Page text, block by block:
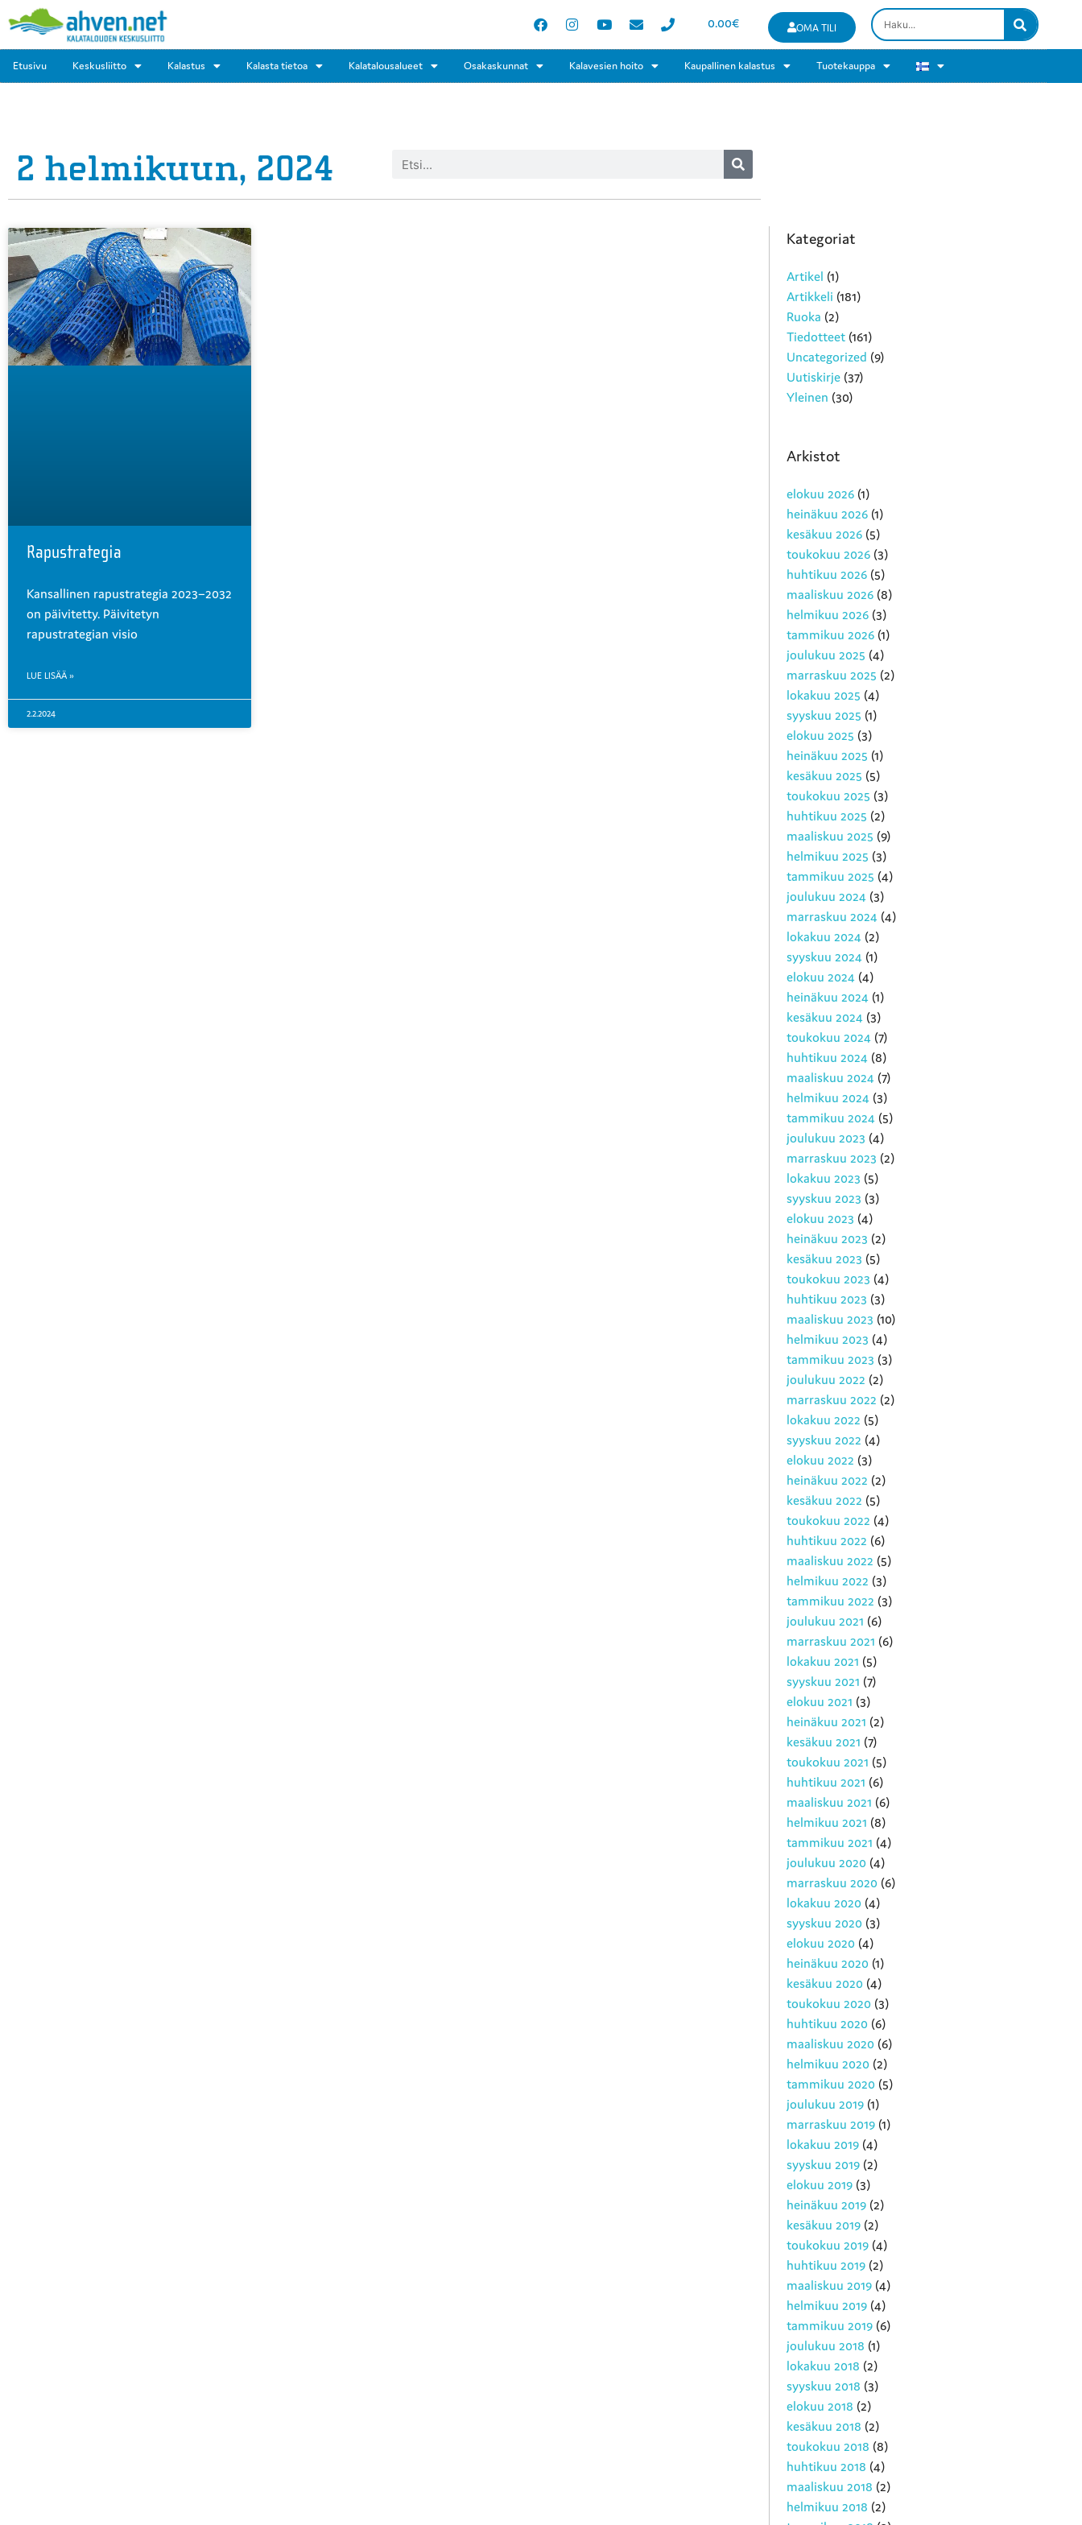
0.00€ OMA TILI
Etusivu Keskusliitto Kalastus Kalasta tietoa Kalatalousalueet Osakaskunnat Kalavesien hoito Kaupallinen kalastus Tuotekauppa
2 helmikuun, 2024
Rapustrategia
Kansallinen rapustrategia 2023–2032
on päivitetty. Päivitetyn
rapustrategian visio
LUE LISÄÄ »
2.2.2024
Kategoriat
Artikel (1)
Artikkeli (181)
Ruoka (2)
Tiedotteet (161)
Uncategorized (9)
Uutiskirje (37)
Yleinen (30)
Arkistot
elokuu 2026 (1)
heinäkuu 2026 (1)
kesäkuu 2026 (5)
toukokuu 2026 (3)
huhtikuu 2026 (5)
maaliskuu 2026 (8)
helmikuu 2026 (3)
tammikuu 2026 (1)
joulukuu 2025 (4)
marraskuu 2025 (2)
lokakuu 2025 (4)
syyskuu 2025 (1)
elokuu 2025 (3)
heinäkuu 2025 (1)
kesäkuu 2025 (5)
toukokuu 2025 (3)
huhtikuu 2025 (2)
maaliskuu 2025 (9)
helmikuu 2025 (3)
tammikuu 2025 (4)
joulukuu 2024 (3)
marraskuu 2024 (4)
lokakuu 2024 (2)
syyskuu 2024 (1)
elokuu 2024 (4)
heinäkuu 2024 (1)
kesäkuu 2024 (3)
toukokuu 2024 (7)
huhtikuu 2024 (8)
maaliskuu 2024 (7)
helmikuu 2024 (3)
tammikuu 2024 (5)
joulukuu 2023 (4)
marraskuu 2023 (2)
lokakuu 2023 (5)
syyskuu 2023 (3)
elokuu 2023 (4)
heinäkuu 2023 (2)
kesäkuu 2023 (5)
toukokuu 2023 (4)
huhtikuu 2023 (3)
maaliskuu 2023 (10)
helmikuu 2023 (4)
tammikuu 2023 (3)
joulukuu 2022 (2)
marraskuu 2022 (2)
lokakuu 2022 (5)
syyskuu 2022 (4)
elokuu 2022 (3)
heinäkuu 2022 (2)
kesäkuu 2022 (5)
toukokuu 2022 (4)
huhtikuu 2022 (6)
maaliskuu 2022 (5)
helmikuu 2022 (3)
tammikuu 2022 (3)
joulukuu 2021 (6)
marraskuu 2021 (6)
lokakuu 2021 (5)
syyskuu 2021 (7)
elokuu 2021 (3)
heinäkuu 2021 (2)
kesäkuu 2021 (7)
toukokuu 2021 (5)
huhtikuu 2021 (6)
maaliskuu 2021 (6)
helmikuu 2021 (8)
tammikuu 2021 (4)
joulukuu 2020 (4)
marraskuu 2020 (6)
lokakuu 2020 (4)
syyskuu 2020 (3)
elokuu 2020 (4)
heinäkuu 2020 (1)
kesäkuu 2020 (4)
toukokuu 2020 (3)
huhtikuu 2020 (6)
maaliskuu 2020 (6)
helmikuu 2020 (2)
tammikuu 2020 (5)
joulukuu 2019 (1)
marraskuu 2019 (1)
lokakuu 2019 (4)
syyskuu 2019 (2)
elokuu 2019 (3)
heinäkuu 2019 (2)
kesäkuu 2019 (2)
toukokuu 2019 (4)
huhtikuu 2019 (2)
maaliskuu 2019 (4)
helmikuu 2019 (4)
tammikuu 2019 (6)
joulukuu 2018 (1)
lokakuu 2018 (2)
syyskuu 2018 (3)
elokuu 2018 (2)
kesäkuu 2018 (2)
toukokuu 2018 (8)
huhtikuu 2018 (4)
maaliskuu 2018 (2)
helmikuu 2018 (2)